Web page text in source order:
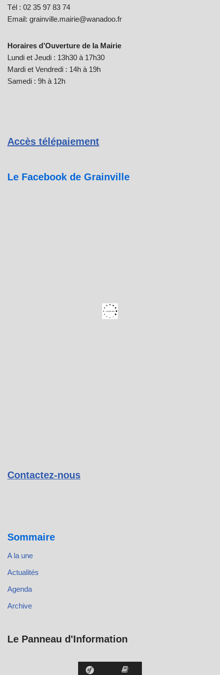
Tél : 02 35 97 83 74
Email: grainville.mairie@wanadoo.fr
Horaires d’Ouverture de la Mairie
Lundi et Jeudi : 13h30 à 17h30
Mardi et Vendredi : 14h à 19h
Samedi : 9h à 12h
Accès télépaiement
Le Facebook de Grainville
Contactez-nous
Sommaire
A la une
Actualités
Agenda
Archive
Le Panneau d'Information